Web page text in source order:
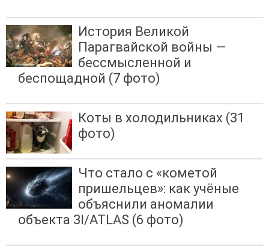
История Великой
Парагвайской войны —
бессмысленной и
беспощадной (7 фото)
Коты в холодильниках (31
фото)
Что стало с «кометой
пришельцев»: как учёные
объяснили аномалии
объекта 3I/ATLAS (6 фото)